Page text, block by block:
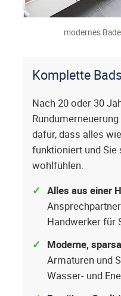
modernes
Komplette
Nach 20 oder 30
dafür, dass alles
funktioniert und
wohlfühlen.
Alles aus einer
Handwerker für
Moderne,
Armaturen und
Wasser- und